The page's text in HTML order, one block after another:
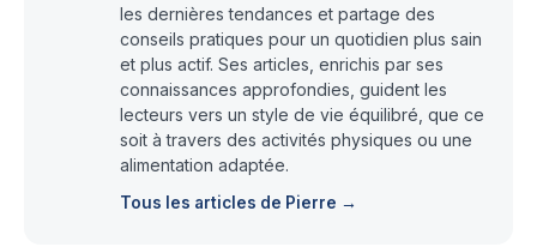
les dernières tendances et partage des
conseils pratiques pour un quotidien plus sain
et plus actif. Ses articles, enrichis par ses
connaissances approfondies, guident les
lecteurs vers un style de vie équilibré, que ce
soit à travers des activités physiques ou une
alimentation adaptée.
Tous les articles de Pierre →